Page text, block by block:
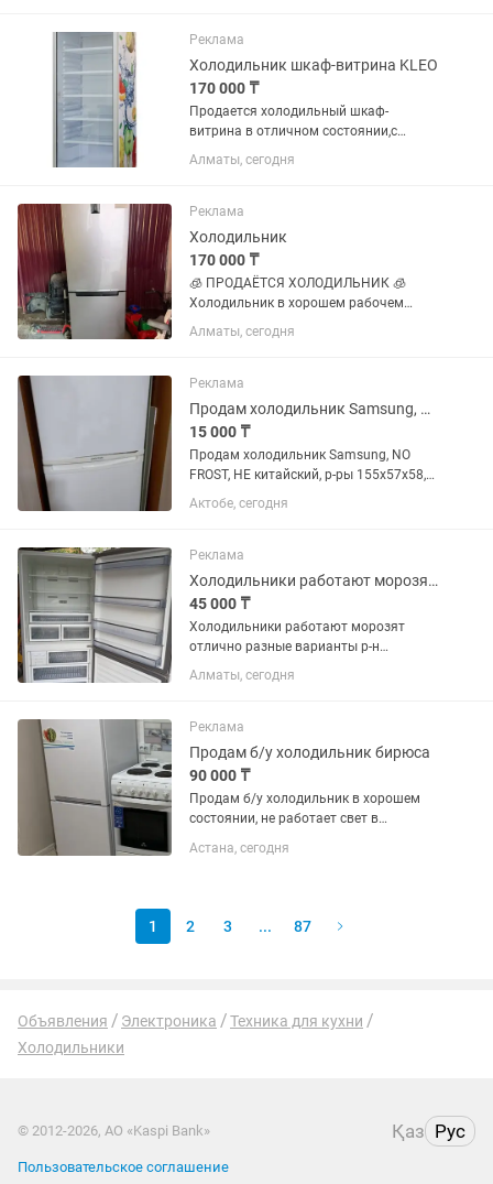
Реклама
Холодильник шкаф-витрина KLEO
170 000 ₸
Продается холодильный шкаф-
витрина в отличном состоянии,с
компрессором Embraco, который
считается надежным! Использовался
Алматы, сегодня
Реклама
Холодильник
170 000 ₸
🧊 ПРОДАЁТСЯ ХОЛОДИЛЬНИК 🧊
Холодильник в хорошем рабочем
состоянии 🤍 Красивый серебристый
цвет, отлично впишётся в
исправно ✅ Хорошо морозит ✅ Все
функции работают как...
Алматы, сегодня
Реклама
Продам холодильник Samsung, NO FROST, требуется ремонт
15 000 ₸
Продам холодильник Samsung, NO
FROST, НЕ китайский, р-ры 155х57х58,
морозилка исправна, холодильник
работает нестабильно, требуется
Актобе, сегодня
Реклама
Холодильники работают морозят отлично р-н калкаман
45 000 ₸
Холодильники работают морозят
отлично разные варианты р-н
калкаман от 45тыс и выше
Алматы, сегодня
Реклама
Продам б/у холодильник бирюса
90 000 ₸
Продам б/у холодильник в хорошем
состоянии, не работает свет в
морозильника отсутствует
Астана, сегодня
1 2 3 ... 87
Объявления Электроника
Техника для кухни
Холодильники
© 2012-2026, АО «Kaspi Bank» Қаз Рус
Пользовательское соглашение